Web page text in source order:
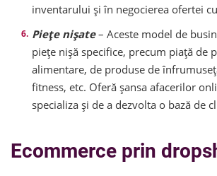
inventarului și în negocierea ofertei
Piețe nișate– Aceste model de
piețe nișă specifice, precum piață de
alimentare, de produse de
fitness, etc. Oferă șansa afacerilor
specializa și de a dezvolta o bază de
Ecommerce prin